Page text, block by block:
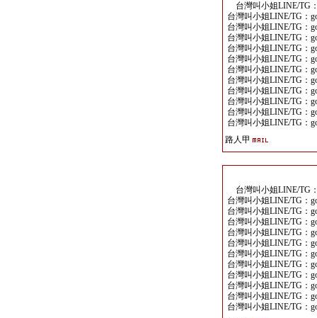
台灣叫小姐LINE/TG
台灣叫小姐LINE/TG：
台灣叫小姐LINE/TG：
台灣叫小姐LINE/TG：
台灣叫小姐LINE/TG：
台灣叫小姐LINE/TG：
台灣叫小姐LINE/TG：
台灣叫小姐LINE/TG：
台灣叫小姐LINE/TG：
台灣叫小姐LINE/TG：
台灣叫小姐LINE/TG：
台灣叫小姐LINE/TG：
路人甲
台灣叫小姐LINE/TG
台灣叫小姐LINE/TG：
台灣叫小姐LINE/TG：
台灣叫小姐LINE/TG：
台灣叫小姐LINE/TG：
台灣叫小姐LINE/TG：
台灣叫小姐LINE/TG：
台灣叫小姐LINE/TG：
台灣叫小姐LINE/TG：
台灣叫小姐LINE/TG：
台灣叫小姐LINE/TG：
台灣叫小姐LINE/TG：